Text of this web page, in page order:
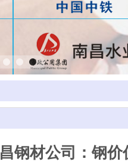
钢材公司：钢